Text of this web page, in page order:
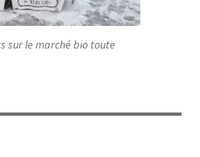
sur le marché bio toute